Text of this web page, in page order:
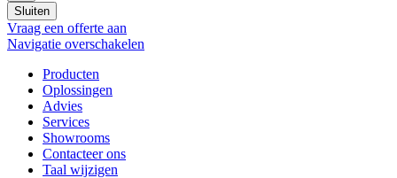
Sluiten
Vraag een offerte aan
Navigatie overschakelen
Producten
Oplossingen
Advies
Services
Showrooms
Contacteer ons
Taal wijzigen